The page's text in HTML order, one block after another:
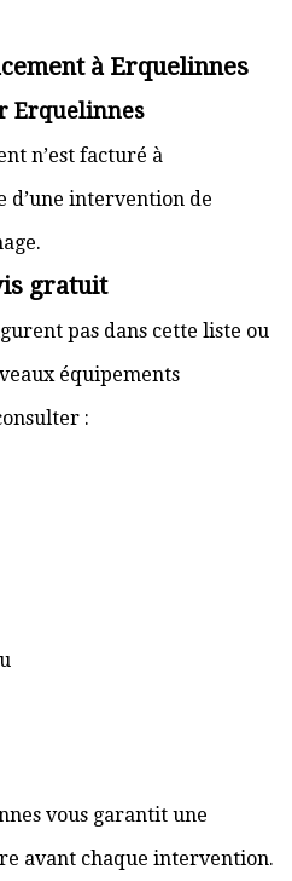
à Erquelinnes
Erquelinnes
n’est facturé à
d’une intervention de
gratuit
pas dans cette liste ou
équipements
:
vous garantit une
avant chaque intervention.